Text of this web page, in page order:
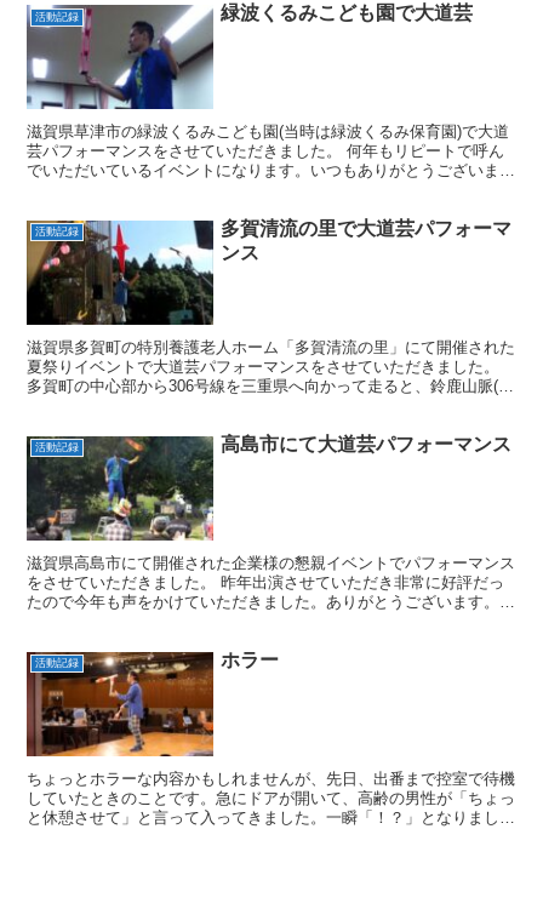
活動記録 緑波くるみこども園で大道芸
滋賀県草津市の緑波くるみこども園(当時は緑波くるみ保育園)で大道
芸パフォーマンスをさせていただきました。 何年もリピートで呼ん
でいただいているイベントになります。いつもありがとうございま
活動記録
多賀清流の里で大道芸パフォーマ
ンス
滋賀県多賀町の特別養護老人ホーム「多賀清流の里」にて開催された
夏祭りイベントで大道芸パフォーマンスをさせていただきました。
多賀町の中心部から306号線を三重県へ向かって走ると、鈴鹿山脈(霊
活動記録 高島市にて大道芸パフォーマンス
滋賀県高島市にて開催された企業様の懇親イベントでパフォーマンス
をさせていただきました。 昨年出演させていただき非常に好評だっ
たので今年も声をかけていただきました。ありがとうございます。
活動記録 ホラー
ちょっとホラーな内容かもしれませんが、先日、出番まで控室で待機
していたときのことです。急にドアが開いて、高齢の男性が「ちょっ
と休憩させて」と言って入ってきました。一瞬「！？」となりました